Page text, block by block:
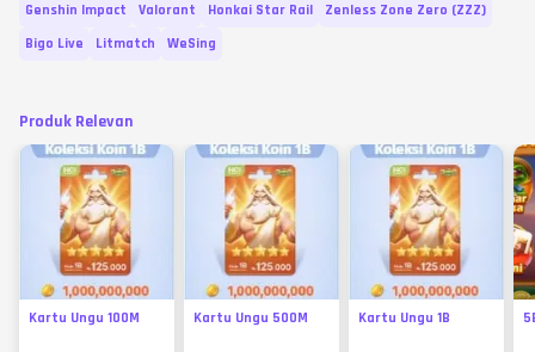
Genshin Impact
Valorant Honkai Star Rail
Zenless Zone Zero (ZZZ)
Bigo Live
Litmatch WeSing
Produk Relevan
Kartu Ungu 100M Kartu Ungu 500M Kartu Ungu 1B